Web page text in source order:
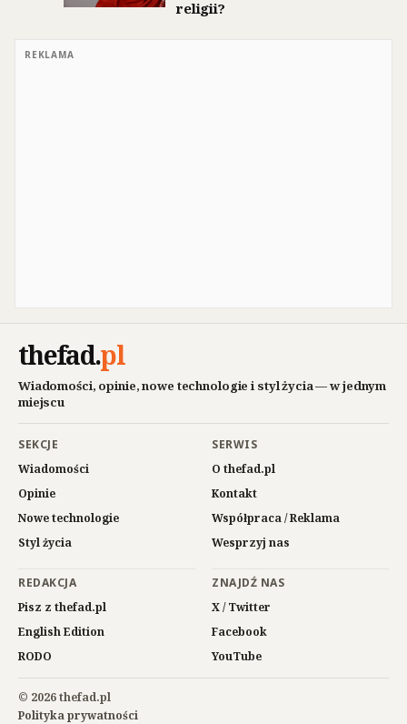
religii?
REKLAMA
thefad.pl
Wiadomości, opinie, nowe technologie i styl życia — w jednym
miejscu
SEKCJE
Wiadomości
Opinie
Nowe technologie
Styl życia
SERWIS
O thefad.pl
Kontakt
Współpraca / Reklama
Wesprzyj nas
REDAKCJA
Pisz z thefad.pl
English Edition
RODO
ZNAJDŹ NAS
X / Twitter
Facebook
YouTube
© 2026 thefad.pl
Polityka prywatności